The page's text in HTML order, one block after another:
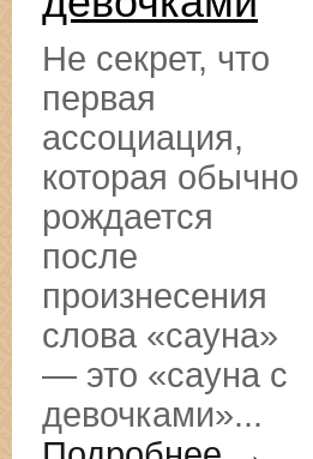
Не секрет, что
первая
ассоциация,
которая обычно
рождается
после
произнесения
слова «сауна»
— это «сауна с
девочками»...